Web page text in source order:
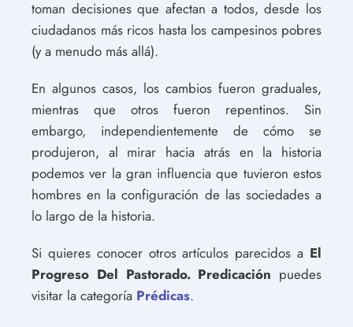
toman decisiones que afectan a todos, desde los
ciudadanos más ricos hasta los campesinos pobres
(y a menudo más allá).
En algunos casos, los cambios fueron graduales,
mientras que otros fueron repentinos. Sin
embargo, independientemente de cómo se
produjeron, al mirar hacia atrás en la historia
podemos ver la gran influencia que tuvieron estos
hombres en la configuración de las sociedades a
lo largo de la historia.
Si quieres conocer otros artículos parecidos a El
Progreso Del Pastorado. Predicación puedes
visitar la categoría Prédicas.